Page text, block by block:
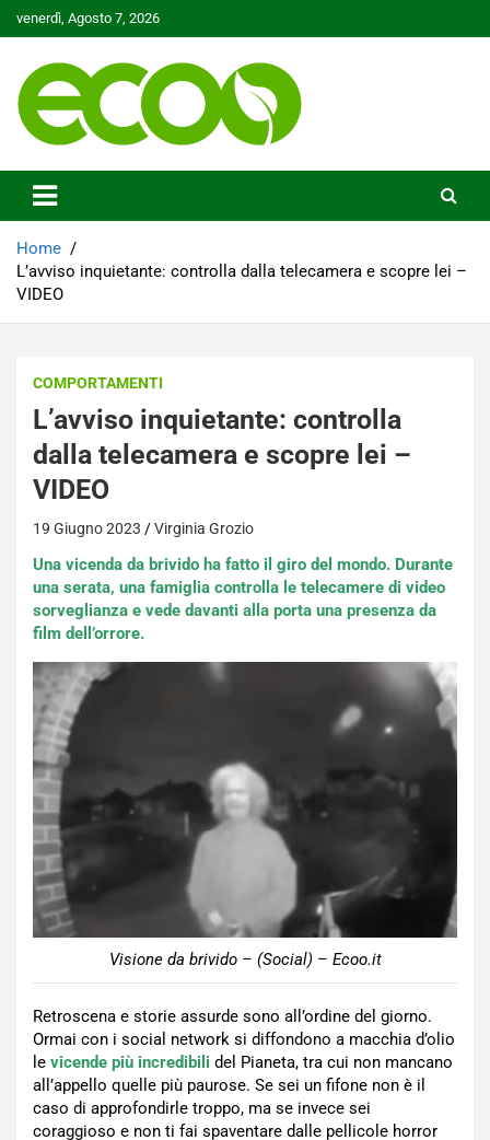
to
venerdì, Agosto 7, 2026
Ecoo.it
Home
L’avviso inquietante: controlla dalla telecamera e scopre lei –
VIDEO
COMPORTAMENTI
L’avviso inquietante: controlla
dalla telecamera e scopre lei –
VIDEO
19 Giugno 2023 Virginia Grozio
Una vicenda da brivido ha fatto il giro del mondo. Durante
una serata, una famiglia controlla le telecamere di video
sorveglianza e vede davanti alla porta una presenza da
film dell’orrore.
Visione da brivido – (Social) – Ecoo.it
Retroscena e storie assurde sono all’ordine del giorno.
Ormai con i social network si diffondono a macchia d’olio
le vicende più incredibili del Pianeta, tra cui non mancano
all’appello quelle più paurose. Se sei un fifone non è il
caso di approfondirle troppo, ma se invece sei
coraggioso e non ti fai spaventare dalle pellicole horror